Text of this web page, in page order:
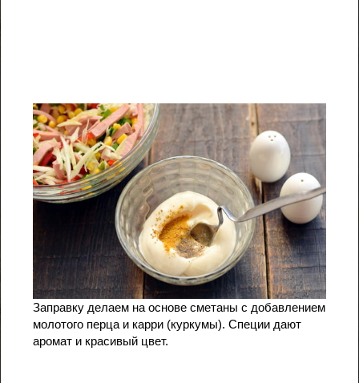
Заправку делаем на основе сметаны с добавлением
молотого перца и карри (куркумы). Специи дают
аромат и красивый цвет.